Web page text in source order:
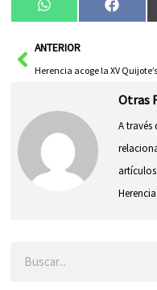
Compartir
en
WhatsApp
en
AntANTERIOR
Otras
A través